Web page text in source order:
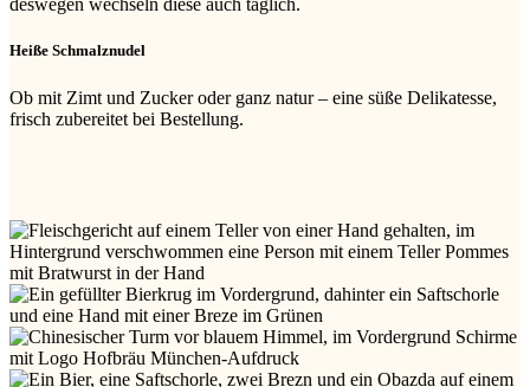
deswegen wechseln diese auch täglich.
Heiße Schmalznudel
Ob mit Zimt und Zucker oder ganz natur – eine süße Delikatesse,
frisch zubereitet bei Bestellung.